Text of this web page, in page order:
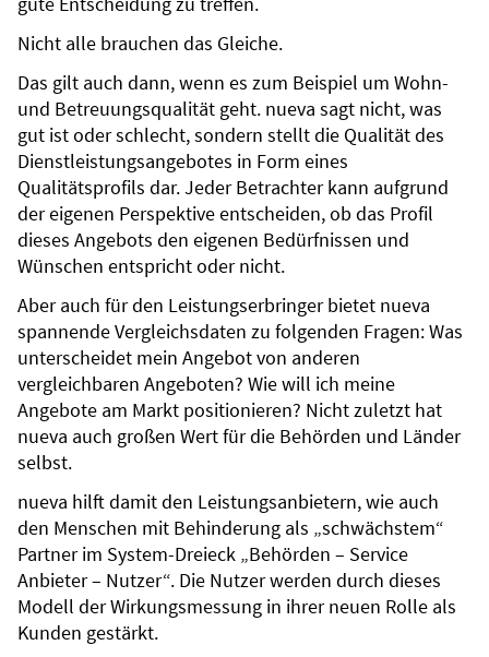
Nicht alle brauchen das Gleiche.
Das gilt auch dann, wenn es zum Beispiel um Wohn-
und Betreuungsqualität geht. nueva sagt nicht, was
gut ist oder schlecht, sondern stellt die Qualität des
Dienstleistungsangebotes in Form eines
Qualitätsprofils dar. Jeder Betrachter kann aufgrund
der eigenen Perspektive entscheiden, ob das Profil
dieses Angebots den eigenen Bedürfnissen und
Wünschen entspricht oder nicht.
Aber auch für den Leistungserbringer bietet nueva
spannende Vergleichsdaten zu folgenden Fragen: Was
unterscheidet mein Angebot von anderen
vergleichbaren Angeboten? Wie will ich meine
Angebote am Markt positionieren? Nicht zuletzt hat
nueva auch großen Wert für die Behörden und Länder
selbst.
nueva hilft damit den Leistungsanbietern, wie auch
den Menschen mit Behinderung als „schwächstem“
Partner im System-Dreieck „Behörden – Service
Anbieter – Nutzer“. Die Nutzer werden durch dieses
Modell der Wirkungsmessung in ihrer neuen Rolle als
Kunden gestärkt.